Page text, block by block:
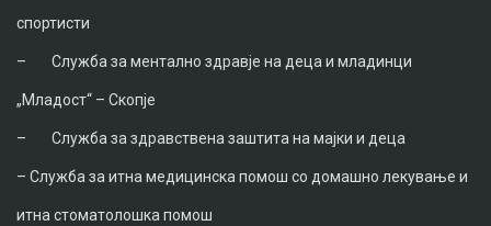
спортисти
– Служба за ментално здравје на деца и младинци
„Младост“ – Скопје
– Служба за здравствена заштита на мајки и деца
– Служба за итна медицинска помош со домашно лекување и
итна стоматолошка помош